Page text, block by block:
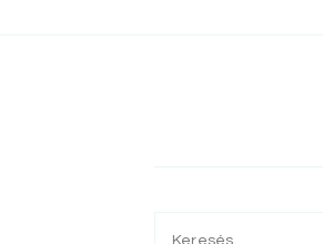
Keresés: